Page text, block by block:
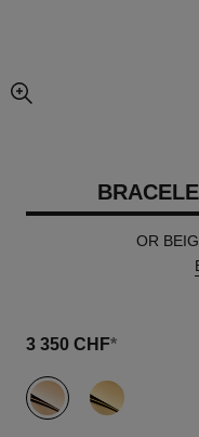
agrandissement
OR
3 350 CHF*
variante (2)